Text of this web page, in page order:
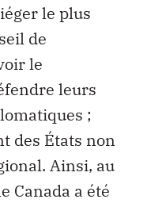
le plus
de
le
leurs
;
des États non
Ainsi, au
Canada a été